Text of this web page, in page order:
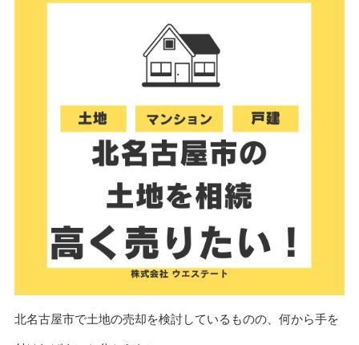
北名古屋市で土地の売却を検討しているものの、何から手を